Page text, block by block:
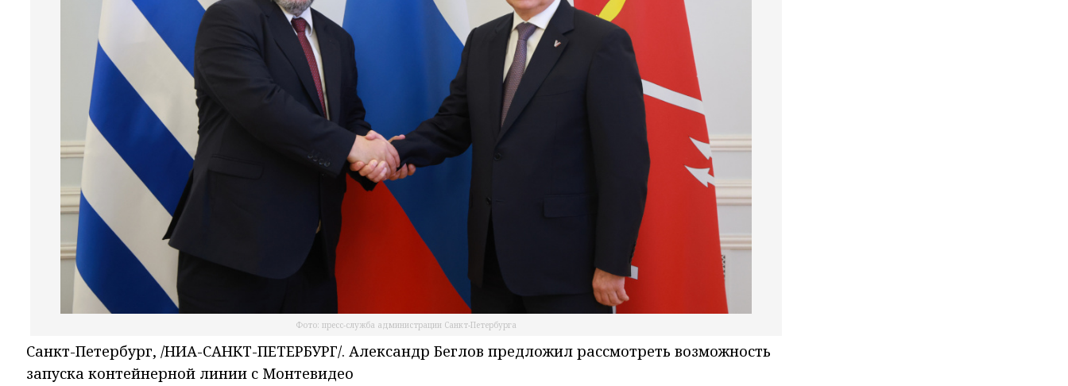
Фото: пресс-служба администрации Санкт-Петербурга
Санкт-Петербург, /НИА-САНКТ-ПЕТЕРБУРГ/. Александр Беглов предложил рассмотреть возможность
запуска контейнерной линии с Монтевидео